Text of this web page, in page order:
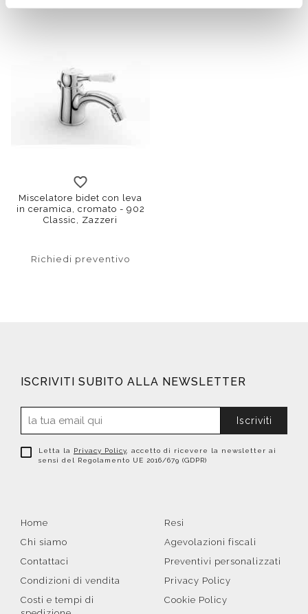
Miscelatore bidet con leva
in ceramica, cromato - 902
Classic, Zazzeri
Richiedi preventivo
ISCRIVITI SUBITO ALLA NEWSLETTER
Iscriviti
Letta la Privacy Policy , accetto di ricevere la newsletter ai
sensi del Regolamento UE 2016/679 (GDPR)
Home
Chi siamo
Contattaci
Condizioni di vendita
Costi e tempi di
Resi
Agevolazioni fiscali
Preventivi personalizzati
Privacy Policy
Cookie Policy